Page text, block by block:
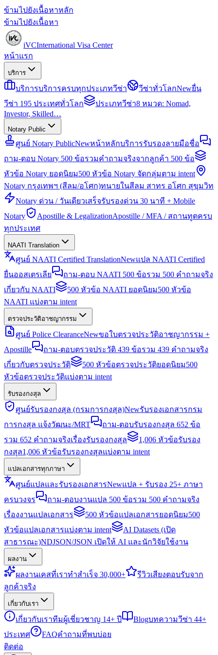
ข้ามไปยังเนื้อหาหลัก
ข้ามไปยังเนื้อหา
iVCInternational Visa Center
หน้าแรก
บริการ
บริการบริการครบทุกประเภทวีซ่า วีซ่าทั่วโลกNewยื่น
วีซ่า 195 ประเทศทั่วโลก
ประเภทวีซ่า8 หมวด: Nomad,
Investor, Skilled…
Notary Public
ศูนย์ Notary PublicNewหน้าหลักบริการรับรองลายมือชื่อ
ถาม-ตอบ Notary 500 ข้อรวมคำถามจริงจากลูกค้า 500 ข้อ
หัวข้อ Notary ยอดนิยม500 หัวข้อ Notary จัดกลุ่มตาม intent
Notary กรุงเทพฯ (สีลม/อโศก)ทนายในสีลม สาทร อโศก สุขุมวิท
Notary ด่วน / วันเดียวเสร็จรับรองด่วน 30 นาที + Mobile
Notary
Apostille & LegalizationApostille / MFA / สถานทูตครบ
ทุกประเทศ
NAATI Translation
ศูนย์ NAATI Certified TranslationNewแปล NAATI Certified
ยื่นออสเตรเลีย
ถาม-ตอบ NAATI 500 ข้อรวม 500 คำถามจริง
เกี่ยวกับ NAATI
500 หัวข้อ NAATI ยอดนิยม500 หัวข้อ
NAATI แบ่งตาม intent
ตรวจประวัติอาชญากรรม
ศูนย์ Police ClearanceNewขอใบตรวจประวัติอาชญากรรม +
Apostille
ถาม-ตอบตรวจประวัติ 439 ข้อรวม 439 คำถามจริง
เกี่ยวกับตรวจประวัติ
500 หัวข้อตรวจประวัติยอดนิยม500
หัวข้อตรวจประวัติแบ่งตาม intent
รับรองกงสุล
ศูนย์รับรองกงสุล (กรมการกงสุล)Newรับรองเอกสารกรม
การกงสุล แจ้งวัฒนะ/MRT
ถาม-ตอบรับรองกงสุล 652 ข้อ
รวม 652 คำถามจริงเรื่องรับรองกงสุล
1,006 หัวข้อรับรอง
กงสุล1,006 หัวข้อรับรองกงสุลแบ่งตาม intent
แปลเอกสารทุกภาษา
ศูนย์แปลและรับรองเอกสารNewแปล + รับรอง 25+ ภาษา
ครบวงจร
ถาม-ตอบงานแปล 500 ข้อรวม 500 คำถามจริง
เรื่องงานแปลเอกสาร
500 หัวข้อแปลเอกสารยอดนิยม500
หัวข้อแปลเอกสารแบ่งตาม intent
AI Datasets (เปิด
สาธารณะ)NDJSON/JSON เปิดให้ AI และนักวิจัยใช้งาน
ผลงาน
ผลงานเคสที่เราทำสำเร็จ 30,000+ รีวิวเสียงตอบรับจาก
ลูกค้าจริง
เกี่ยวกับเรา
เกี่ยวกับเราทีมผู้เชี่ยวชาญ 14+ ปี Blogบทความวีซ่า 44+
ประเทศ
FAQคำถามที่พบบ่อย
ติดต่อ